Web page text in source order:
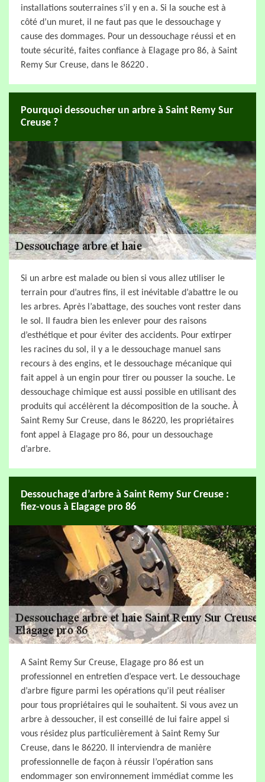
installations souterraines s’il y en a. Si la souche est à
côté d’un muret, il ne faut pas que le dessouchage y
cause des dommages. Pour un dessouchage réussi et en
toute sécurité, faites confiance à Elagage pro 86, à Saint
Remy Sur Creuse, dans le 86220 .
Pourquoi dessoucher un arbre à Saint Remy Sur
Creuse ?
Si un arbre est malade ou bien si vous allez utiliser le
terrain pour d’autres fins, il est inévitable d’abattre le ou
les arbres. Après l’abattage, des souches vont rester dans
le sol. Il faudra bien les enlever pour des raisons
d’esthétique et pour éviter des accidents. Pour extirper
les racines du sol, il y a le dessouchage manuel sans
recours à des engins, et le dessouchage mécanique qui
fait appel à un engin pour tirer ou pousser la souche. Le
dessouchage chimique est aussi possible en utilisant des
produits qui accélèrent la décomposition de la souche. À
Saint Remy Sur Creuse, dans le 86220, les propriétaires
font appel à Elagage pro 86, pour un dessouchage
d’arbre.
Dessouchage d’arbre à Saint Remy Sur Creuse :
fiez-vous à Elagage pro 86
A Saint Remy Sur Creuse, Elagage pro 86 est un
professionnel en entretien d’espace vert. Le dessouchage
d’arbre figure parmi les opérations qu’il peut réaliser
pour tous propriétaires qui le souhaitent. Si vous avez un
arbre à dessoucher, il est conseillé de lui faire appel si
vous résidez plus particulièrement à Saint Remy Sur
Creuse, dans le 86220. Il interviendra de manière
professionnelle de façon à réussir l’opération sans
endommager son environnement immédiat comme les